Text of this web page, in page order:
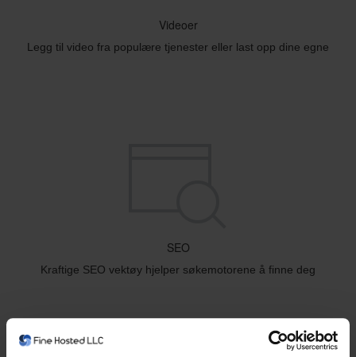
Videoer
Legg til video fra populære tjenester eller last opp dine egne
SEO
Kraftige SEO vektøy hjelper søkemotorene å finne deg